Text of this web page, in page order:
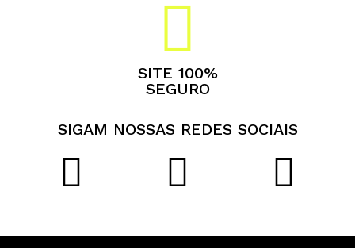
SITE 100%
SEGURO
SIGAM NOSSAS REDES SOCIAIS